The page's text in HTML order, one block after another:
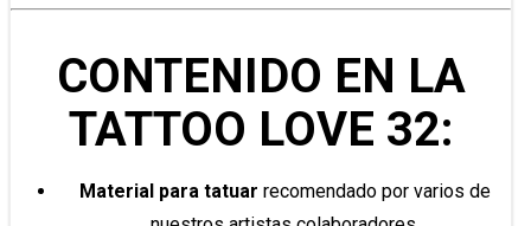
CONTENIDO EN LA
TATTOO LOVE 32:
Material para tatuar recomendado por varios de